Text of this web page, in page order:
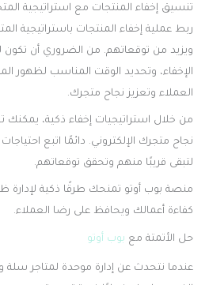
تنسيق إخفاء المنتجات مع استراتيجية
ربط عملية إخفاء المنتجات باستراتيجية
ويزيد من توقعاتهم. من الضروري أن
الإخفاء، وتحديد الوقت المناسب لظهور
العملاء وتعزيز نجاح متجرك.
من خلال استراتيجيات إخفاء ذكية، يمكنك
نجاح متجرك الإلكتروني. دائمًا اتبع
لتبقى قريبًا منهم وتحقق توقعاتهم.
منصة بوب أوتو تمنحك طرقًا ذكية لإدارة
كفاءة أعمالك ويحافظ على رضا العملاء.
حل الأتمتة مع بوب أوتو
عندما نتحدث عن إدارة موحدة لمتاجر سلة